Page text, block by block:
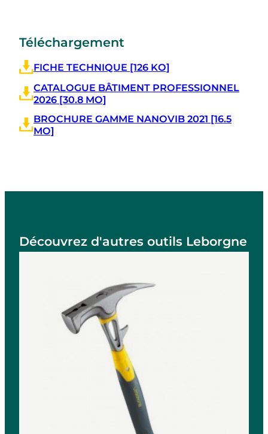
Téléchargement
FICHE TECHNIQUE [126 KO]
CATALOGUE BÂTIMENT PROFESSIONNEL
2026 [30.8 MO]
BROCHURE GAMME NANOVIB 2021 [16.5
MO]
Découvrez d'autres outils Leborgne